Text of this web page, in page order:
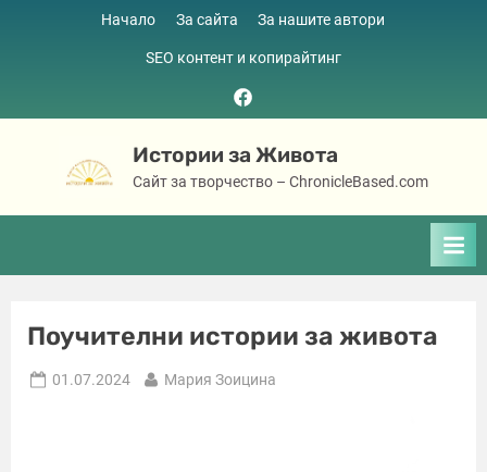
Начало За сайта За нашите автори
SEO контент и копирайтинг
Facebook
page
Истории за Живота
Сайт за творчество – ChronicleBased.com
Поучителни истории за живота
Posted
01.07.2024 By
Мария Зоицина